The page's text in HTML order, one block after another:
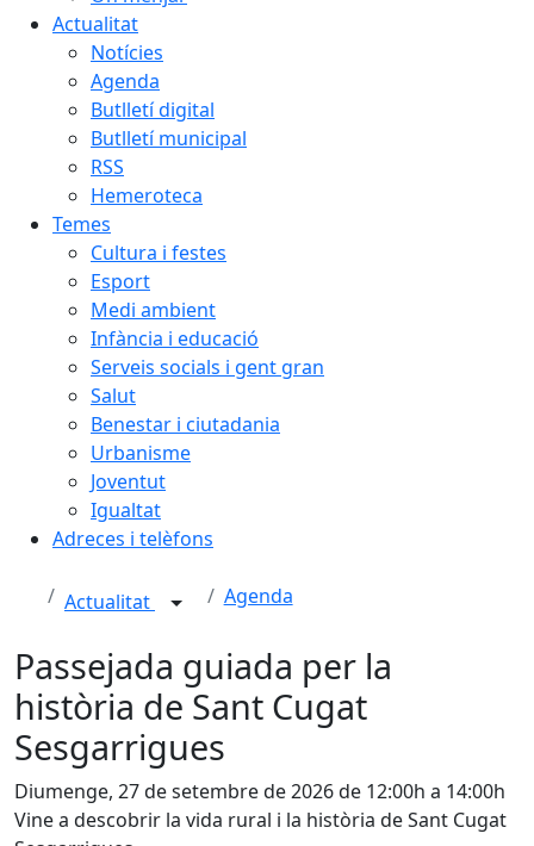
Actualitat
Notícies
Agenda
Butlletí digital
Butlletí municipal
RSS
Hemeroteca
Temes
Cultura i festes
Esport
Medi ambient
Infància i educació
Serveis socials i gent gran
Salut
Benestar i ciutadania
Urbanisme
Joventut
Igualtat
Adreces i telèfons
Actualitat Agenda
Passejada guiada per la
història de Sant Cugat
Sesgarrigues
Diumenge, 27 de setembre de 2026 de 12:00h a 14:00h
Vine a descobrir la vida rural i la història de Sant Cugat